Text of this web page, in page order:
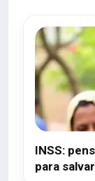
INSS:
para